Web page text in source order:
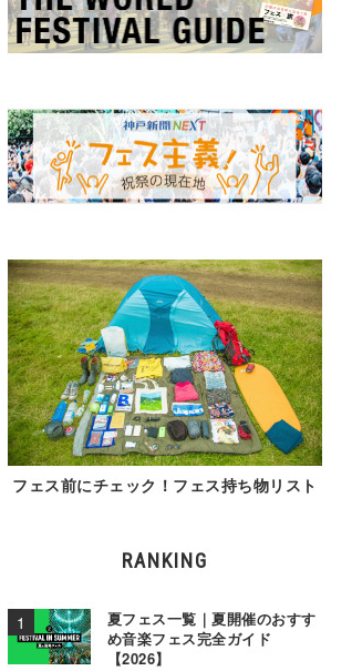
フェス前にチェック！フェス持ち物リスト
RANKING
夏フェス一覧｜夏開催のおすす
め音楽フェス完全ガイド
【2026】